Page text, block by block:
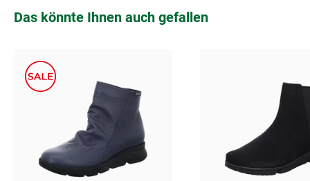
Produktgalerie überspringen
Das könnte Ihnen auch gefallen